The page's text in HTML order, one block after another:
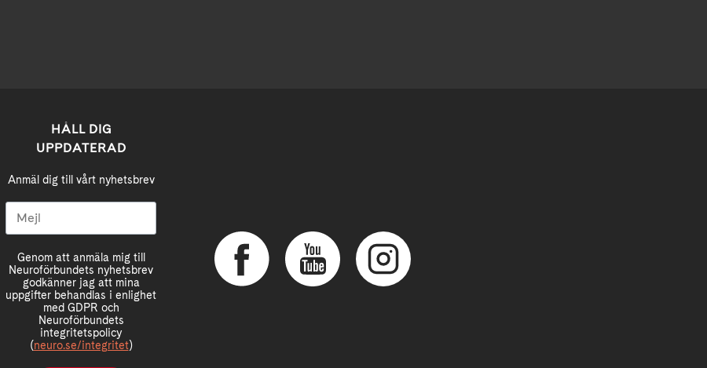
HÅLL DIG
UPPDATERAD
Anmäl dig till vårt nyhetsbrev
Genom att anmäla mig till
Neuroförbundets nyhetsbrev
godkänner jag att mina
uppgifter behandlas i enlighet
med GDPR och
Neuroförbundets
integritetspolicy
(neuro.se/integritet)